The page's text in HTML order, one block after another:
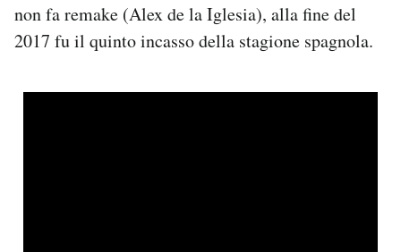
non fa remake (Alex de la Iglesia), alla fine del
2017 fu il quinto incasso della stagione spagnola.